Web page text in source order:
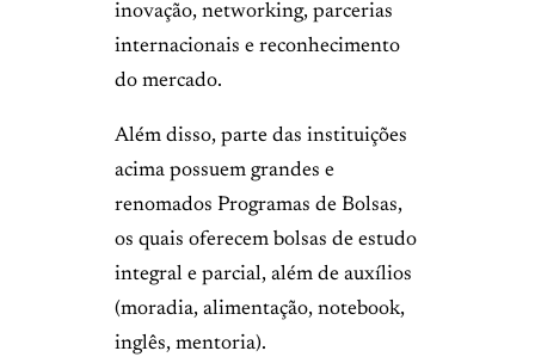
inovação, networking, parcerias
internacionais e reconhecimento
do mercado.
Além disso, parte das instituições
acima possuem grandes e
renomados Programas de Bolsas,
os quais oferecem bolsas de estudo
integral e parcial, além de auxílios
(moradia, alimentação, notebook,
inglês, mentoria).